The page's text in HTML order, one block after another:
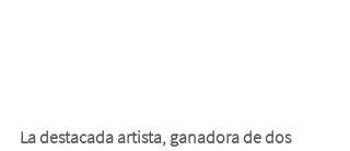
La destacada artista, ganadora de dos